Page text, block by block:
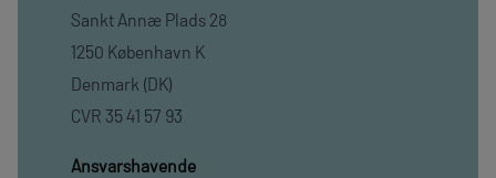
Sankt Annæ Plads 28
1250 København K
Denmark (DK)
CVR 35 41 57 93
Ansvarshavende